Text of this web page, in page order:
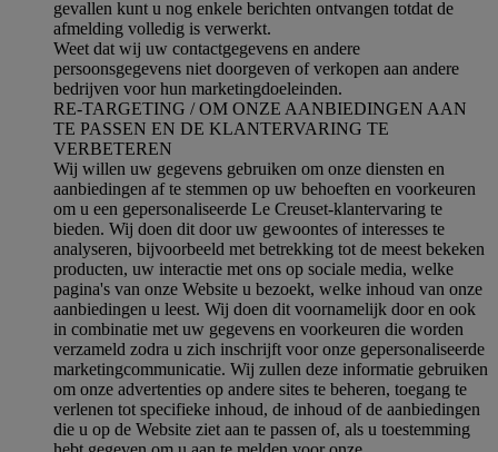
gevallen kunt u nog enkele berichten ontvangen totdat de
afmelding volledig is verwerkt.
Weet dat wij uw contactgegevens en andere
persoonsgegevens niet doorgeven of verkopen aan andere
bedrijven voor hun marketingdoeleinden.
RE-TARGETING / OM ONZE AANBIEDINGEN AAN
TE PASSEN EN DE KLANTERVARING TE
VERBETEREN
Wij willen uw gegevens gebruiken om onze diensten en
aanbiedingen af te stemmen op uw behoeften en voorkeuren
om u een gepersonaliseerde Le Creuset-klantervaring te
bieden. Wij doen dit door uw gewoontes of interesses te
analyseren, bijvoorbeeld met betrekking tot de meest bekeken
producten, uw interactie met ons op sociale media, welke
pagina's van onze Website u bezoekt, welke inhoud van onze
aanbiedingen u leest. Wij doen dit voornamelijk door en ook
in combinatie met uw gegevens en voorkeuren die worden
verzameld zodra u zich inschrijft voor onze gepersonaliseerde
marketingcommunicatie. Wij zullen deze informatie gebruiken
om onze advertenties op andere sites te beheren, toegang te
verlenen tot specifieke inhoud, de inhoud of de aanbiedingen
die u op de Website ziet aan te passen of, als u toestemming